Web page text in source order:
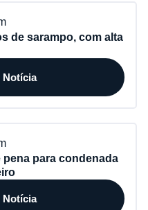
de sarampo, com alta
Notícia
para condenada
Notícia